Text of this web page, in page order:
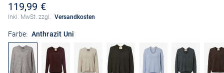
119,99 €
Inkl. MwSt. zzgl. Versandkosten
Farbe: Anthrazit Uni